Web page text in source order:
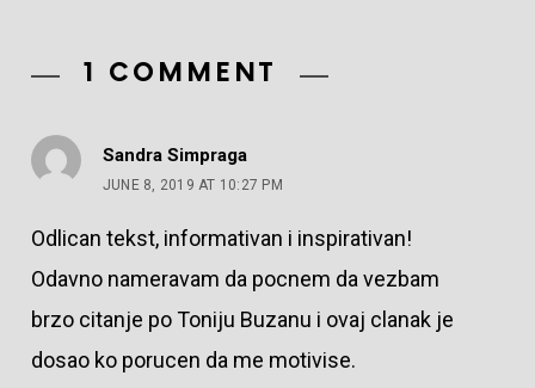
1 COMMENT
Sandra Simpraga
JUNE 8, 2019 AT 10:27 PM
Odlican tekst, informativan i inspirativan!
Odavno nameravam da pocnem da vezbam
brzo citanje po Toniju Buzanu i ovaj clanak je
dosao ko porucen da me motivise.